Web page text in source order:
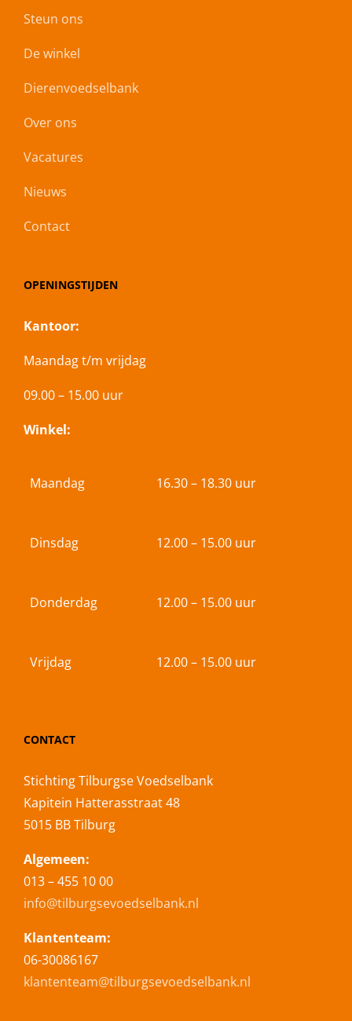
Steun ons
De winkel
Dierenvoedselbank
Over ons
Vacatures
Nieuws
Contact
OPENINGSTIJDEN
Kantoor:
Maandag t/m vrijdag
09.00 – 15.00 uur
Winkel:
Maandag 16.30 – 18.30 uur
Dinsdag 12.00 – 15.00 uur
Donderdag 12.00 – 15.00 uur
Vrijdag 12.00 – 15.00 uur
CONTACT
Stichting Tilburgse Voedselbank
Kapitein Hatterasstraat 48
5015 BB Tilburg
Algemeen:
013 – 455 10 00
info@tilburgsevoedselbank.nl
Klantenteam:
06-30086167
klantenteam@tilburgsevoedselbank.nl